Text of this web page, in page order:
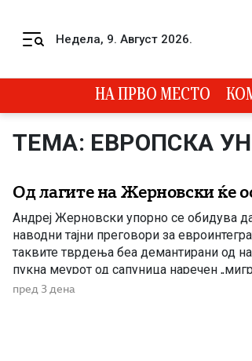
Недела, 9. Август 2026.
НА ПРВО МЕСТО
ТЕМА: ЕВРОПСКА
Од лагите на Жерновски ќе
Андреј Жерновски упорно се обидува
наводни тајни преговори за
таквите тврдења беа демантирани од
пукна меурот од сапуница наречен
најновата конструкција – дека власта
пред 3 дена